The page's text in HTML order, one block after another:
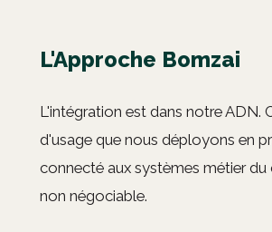
L'Approche Bomzai
L'intégration est dans notre ADN.
d'usage que nous déployons en
connecté aux systèmes métier du
non négociable.